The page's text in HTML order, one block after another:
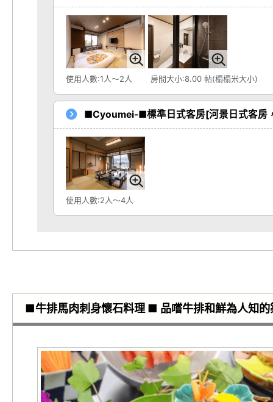
使用人數:1人～2人 房間大小:8.00 帖(榻榻米大小)
■Cyoumei-■標準日式客房[河景日式客房
使用人數:2人～4人
■牛排馬肉刺身懷石料理 ■ 品嚐牛排和鮮為人知